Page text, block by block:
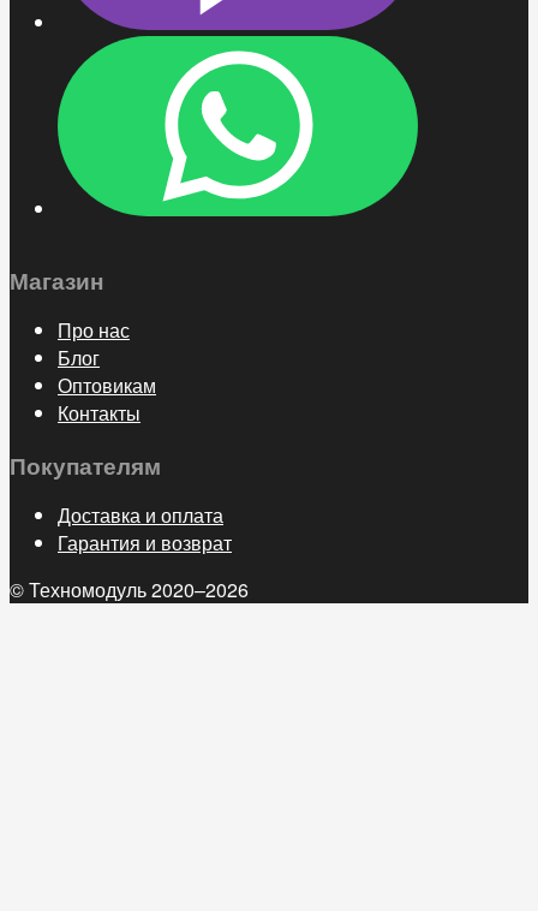
Магазин
Про нас
Блог
Оптовикам
Контакты
Покупателям
Доставка и оплата
Гарантия и возврат
© Техномодуль 2020–2026